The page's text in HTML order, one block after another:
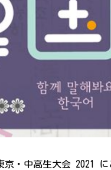
・中高生大会 2021